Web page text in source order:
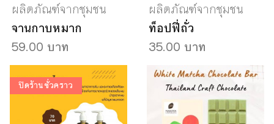
ผลิตภัณฑ์จากชุมชน
จานกาบหมาก
59.00 บาท
ผลิตภัณฑ์จากชุมชน
ท็อปฟี่ถั่ว
35.00 บาท
ปิดร้านชั่วคราว